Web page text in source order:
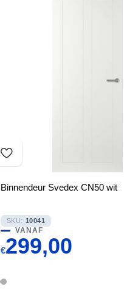
Binnendeur Svedex CN50 wit
SKU: 10041
VANAF
€299,00